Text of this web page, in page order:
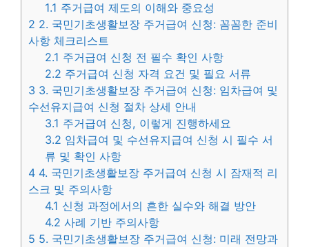
1.1 주거급여 제도의 이해와 중요성
2 2. 국민기초생활보장 주거급여 신청: 꼼꼼한 준비
사항 체크리스트
2.1 주거급여 신청 전 필수 확인 사항
2.2 주거급여 신청 자격 요건 및 필요 서류
3 3. 국민기초생활보장 주거급여 신청: 임차급여 및
수선유지급여 신청 절차 상세 안내
3.1 주거급여 신청, 이렇게 진행하세요
3.2 임차급여 및 수선유지급여 신청 시 필수 서
류 및 확인 사항
4 4. 국민기초생활보장 주거급여 신청 시 잠재적 리
스크 및 주의사항
4.1 신청 과정에서의 흔한 실수와 해결 방안
4.2 사례 기반 주의사항
5 5. 국민기초생활보장 주거급여 신청: 미래 전망과